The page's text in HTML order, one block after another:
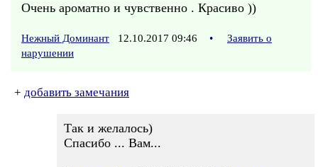
Очень ароматно и чувственно . Красиво ))
Нежный Доминант 12.10.2017 09:46 •
Заявить о
нарушении
+ добавить замечания
Так и желалось)
Спасибо ... Вам...